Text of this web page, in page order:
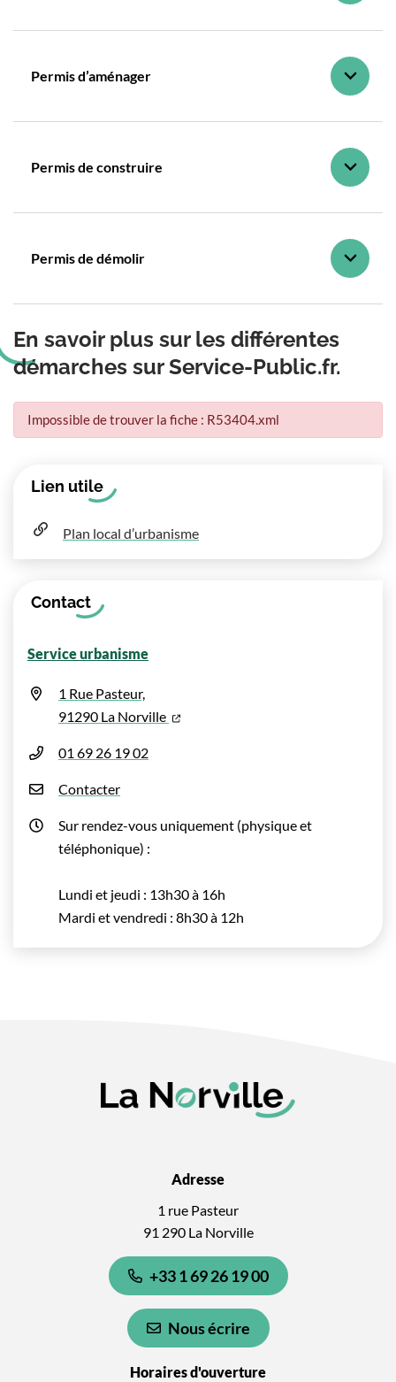
Permis d’aménager
Permis de construire
Permis de démolir
En savoir plus sur les différentes
démarches sur Service-Public.fr.
Impossible de trouver la fiche : R53404.xml
Informations complémentaires
Lien utile
Plan local d’urbanisme
Contact
Service urbanisme
1 Rue Pasteur,
91290 La Norville
(ouverture dans un nouvel onglet)
01 69 26 19 02
Contacter
Sur rendez-vous uniquement (physique et
téléphonique) :
Lundi et jeudi : 13h30 à 16h
Mardi et vendredi : 8h30 à 12h
Adresse
1 rue Pasteur
91 290 La Norville
+33 1 69 26 19 00
Nous écrire
Horaires d'ouverture